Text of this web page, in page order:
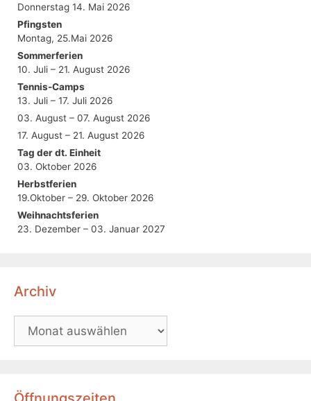
Donnerstag 14. Mai 2026
Pfingsten
Montag, 25.Mai 2026
Sommerferien
10. Juli – 21. August 2026
Tennis-Camps
13. Juli – 17. Juli 2026
03. August – 07. August 2026
17. August – 21. August 2026
Tag der dt. Einheit
03. Oktober 2026
Herbstferien
19.Oktober – 29. Oktober 2026
Weihnachtsferien
23. Dezember – 03. Januar 2027
Archiv